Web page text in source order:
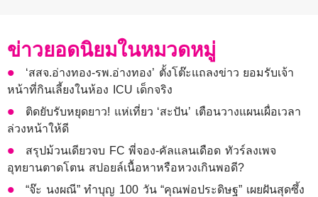
ข่าวยอดนิยมในหมวดหมู่
‘สสจ.อ่างทอง-รพ.อ่างทอง’ ตั้งโต๊ะแถลงข่าว ยอมรับเจ้า
หน้าที่กินเลี้ยงในห้อง ICU เด็กจริง
ติดยับรับหยุดยาว! แห่เที่ยว ‘สะปัน’ เตือนวางแผนเผื่อเวลา
ล่วงหน้าให้ดี
สรุปม้วนเดียวจบ FC พี่จอง-คัลแลนเดือด ทัวร์ลงเพจ
อุทยานตาดโตน สปอยล์เนื้อหาหรือหวงเกินพอดี?
“จ๊ะ นงผณี” ทำบุญ 100 วัน “คุณพ่อประดิษฐ” เผยฝันสุดซึ้ง